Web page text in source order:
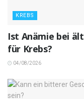
KREBS
Ist Anämie bei
für Krebs?
04/08/2026